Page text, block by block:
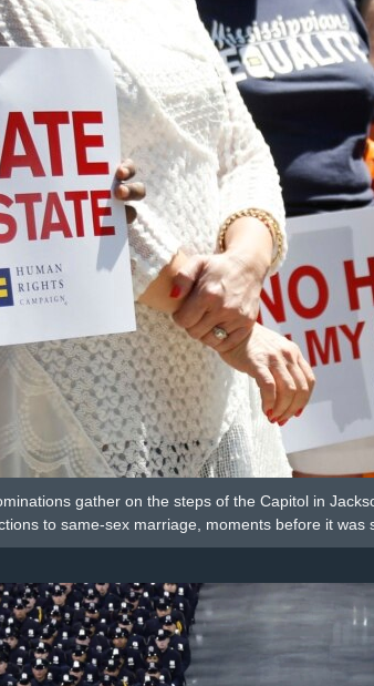
gather on the steps of the Capitol in
to same-sex marriage, moments before it was